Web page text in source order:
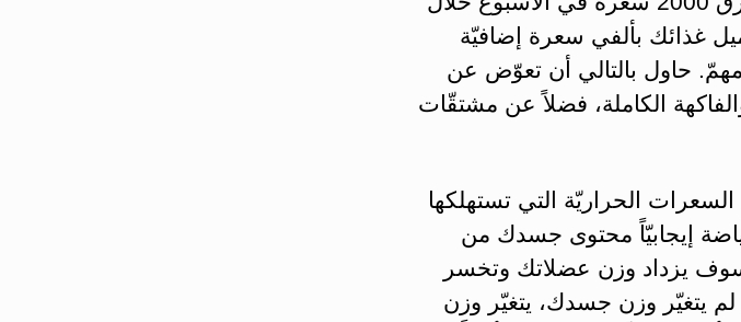
غذائك بألفي سعرة إضافيّة
مهمّ. حاول بالتالي أن تعوّض عن
الكاملة، فضلاً عن مشتقّات
الحراريّة التي تستهلكها
إيجابيّاً محتوى جسدك من
سوف يزداد وزن عضلاتك وتخسر
يتغيّر وزن جسدك، يتغيّر وزن